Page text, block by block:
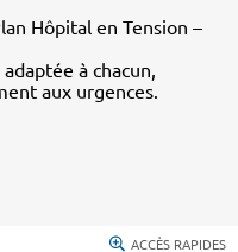
Hôpital en Tension –
à chacun,
aux urgences.
ACCÈS RAPIDES